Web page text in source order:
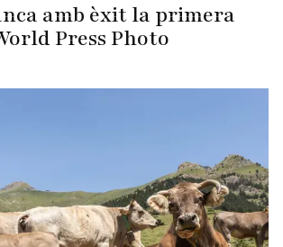
amb èxit la primera
Press Photo